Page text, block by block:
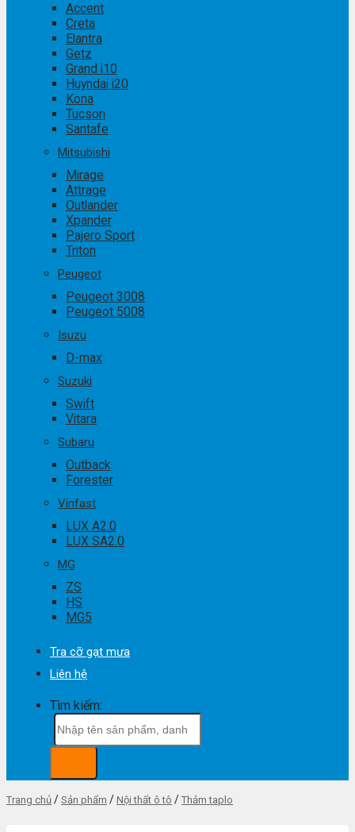
Accent
Creta
Elantra
Getz
Grand i10
Huyndai i20
Kona
Tucson
Santafe
Mitsubishi
Mirage
Attrage
Outlander
Xpander
Pajero Sport
Triton
Peugeot
Peugeot 3008
Peugeot 5008
Isuzu
D-max
Suzuki
Swift
Vitara
Subaru
Outback
Forester
Vinfast
LUX A2.0
LUX SA2.0
MG
ZS
HS
MG5
Tra cỡ gạt mưa
Liên hệ
Tìm kiếm:
Trang chủ / Sản phẩm / Nội thất ô tô / Thảm taplo